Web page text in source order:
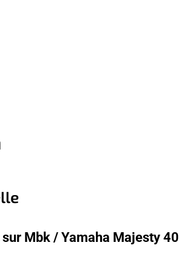
Mbk / Yamaha Majesty